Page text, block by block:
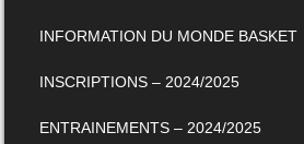
INFORMATION DU MONDE BASKET
INSCRIPTIONS – 2024/2025
ENTRAINEMENTS – 2024/2025